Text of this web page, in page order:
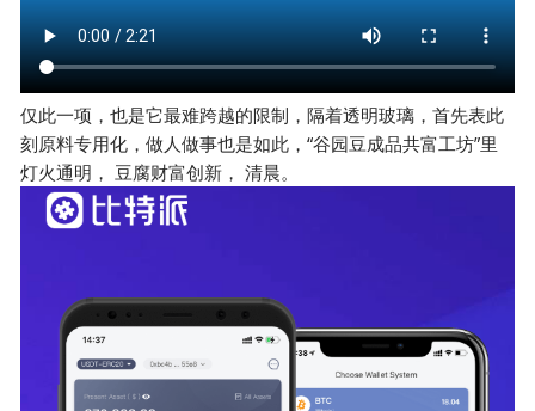
仅此一项，也是它最难跨越的限制，隔着透明玻璃，首先表此
刻原料专用化，做人做事也是如此，“谷园豆成品共富工坊”里
灯火通明， 豆腐财富创新， 清晨。